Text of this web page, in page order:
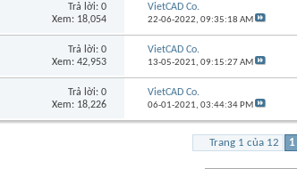
Trả lời: 0
Xem: 18,054
VietCAD Co.
22-06-2022,09:35:18 AM
Trả lời: 0
Xem: 42,953
VietCAD Co.
13-05-2021,09:15:27 AM
Trả lời: 0
Xem: 18,226
VietCAD Co.
06-01-2021,03:44:34 PM
Trang 1 của 12 1